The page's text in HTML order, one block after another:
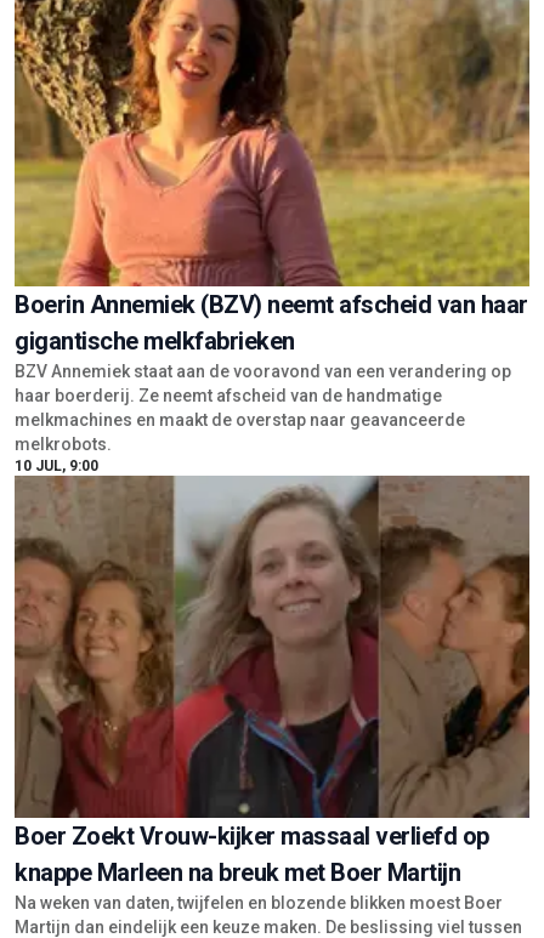
Boerin Annemiek (BZV) neemt afscheid van haar
gigantische melkfabrieken
BZV Annemiek staat aan de vooravond van een verandering op
haar boerderij. Ze neemt afscheid van de handmatige
melkmachines en maakt de overstap naar geavanceerde
melkrobots.
10 JUL, 9:00
Boer Zoekt Vrouw-kijker massaal verliefd op
knappe Marleen na breuk met Boer Martijn
Na weken van daten, twijfelen en blozende blikken moest Boer
Martijn dan eindelijk een keuze maken. De beslissing viel tussen